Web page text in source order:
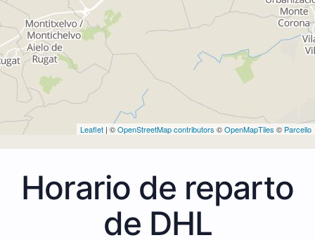
Leaflet | ©OpenStreetMap contributors ©OpenMapTiles © Parcello
Horario de reparto
de DHL